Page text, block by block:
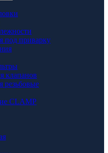
под приварку
клапанов
резьбовые
CLAMP